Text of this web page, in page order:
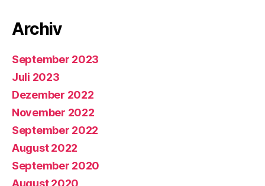
Archiv
September 2023
Juli 2023
Dezember 2022
November 2022
September 2022
August 2022
September 2020
August 2020